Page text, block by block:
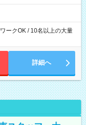
な時にお仕事
ークOK / 10名以上の大量
詳細へ